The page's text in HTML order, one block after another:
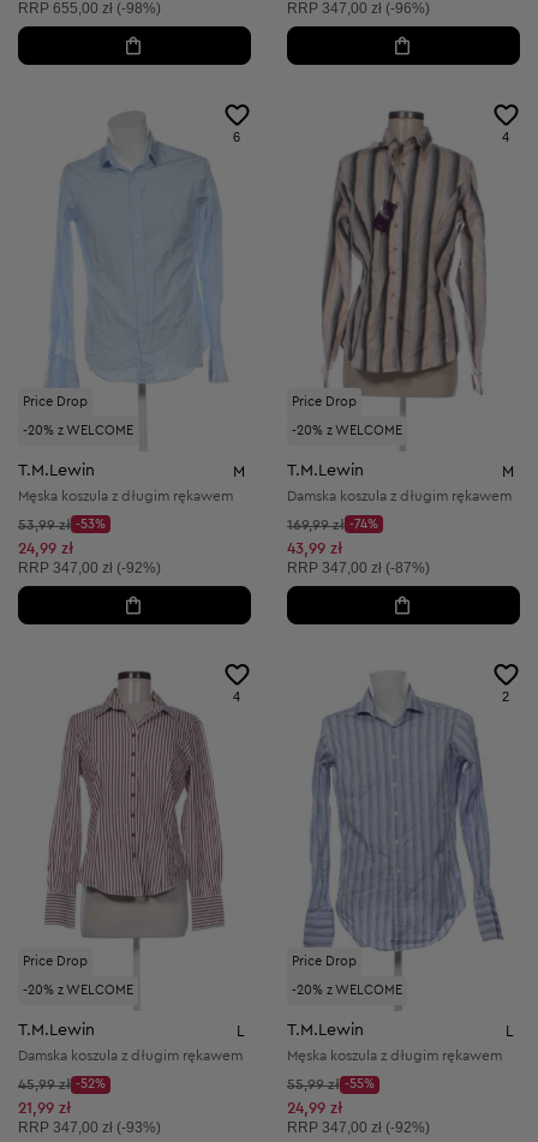
Cena sugerowana:
RRP 655,00 zł (-98%) Cena sugerowana:
RRP 347,00 zł (-96%)
Price Drop
-20% z WELCOME
6
T.M.Lewin M
Męska koszula z długim rękawem
Cena początkowa:
53,99 zł
Discount Price:
-53%
Obniżona cena:
24,99 zł
Cena sugerowana:
RRP 347,00 zł (-92%)
Price Drop
-20% z WELCOME
4
T.M.Lewin M
Damska koszula z długim rękawem
Cena początkowa:
169,99 zł
Discount Price:
-74%
Obniżona cena:
43,99 zł
Cena sugerowana:
RRP 347,00 zł (-87%)
Price Drop
-20% z WELCOME
4
T.M.Lewin
Damska koszula z długim rękawem
Cena początkowa:
45,99 zł
Discount Price:
-52%
Obniżona cena:
21,99 zł
Cena sugerowana:
RRP 347,00 zł (-93%)
Price Drop
-20% z WELCOME
2
T.M.Lewin
Męska koszula z długim rękawem
Cena początkowa:
55,99 zł
Discount Price:
-55%
Obniżona cena:
24,99 zł
Cena sugerowana:
RRP 347,00 zł (-92%)